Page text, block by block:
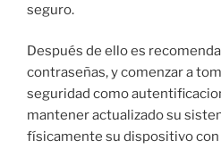
seguro.
Después de ello es
contraseñas, y comenzar a
seguridad como
mantener actualizado su
físicamente su dispositivo con